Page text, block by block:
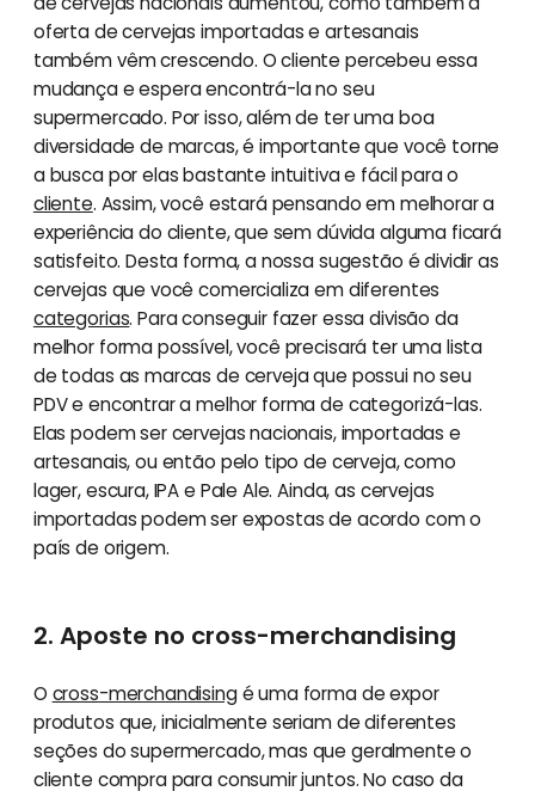
oferta de cervejas importadas e artesanais
também vêm crescendo. O cliente percebeu essa
mudança e espera encontrá-la no seu
supermercado. Por isso, além de ter uma boa
diversidade de marcas, é importante que você torne
a busca por elas bastante intuitiva e fácil para o
cliente. Assim, você estará pensando em melhorar a
experiência do cliente, que sem dúvida alguma ficará
satisfeito. Desta forma, a nossa sugestão é dividir as
cervejas que você comercializa em diferentes
categorias. Para conseguir fazer essa divisão da
melhor forma possível, você precisará ter uma lista
de todas as marcas de cerveja que possui no seu
PDV e encontrar a melhor forma de categorizá-las.
Elas podem ser cervejas nacionais, importadas e
artesanais, ou então pelo tipo de cerveja, como
lager, escura, IPA e Pale Ale. Ainda, as cervejas
importadas podem ser expostas de acordo com o
país de origem.
2. Aposte no cross-merchandising
O cross-merchandisingé uma forma de expor
produtos que, inicialmente seriam de diferentes
seções do supermercado, mas que geralmente o
cliente compra para consumir juntos. No caso da